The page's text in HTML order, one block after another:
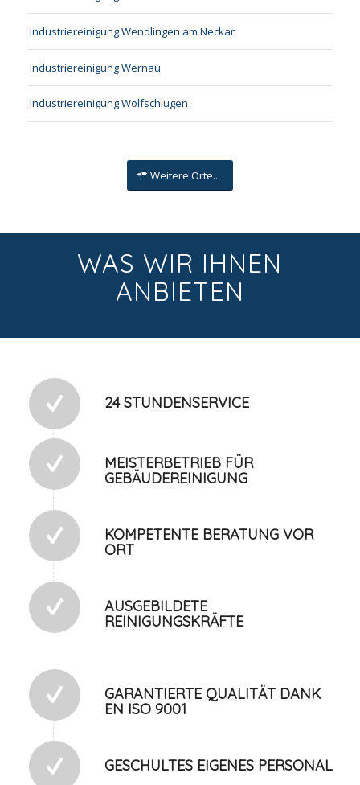
Industriereinigung Wendlingen am Neckar
Industriereinigung Wernau
Industriereinigung Wolfschlugen
Weitere Orte...
WAS WIR IHNEN
ANBIETEN
24 STUNDENSERVICE
MEISTERBETRIEB FÜR
GEBÄUDEREINIGUNG
KOMPETENTE BERATUNG VOR
ORT
AUSGEBILDETE
REINIGUNGSKRÄFTE
GARANTIERTE QUALITÄT DANK
EN ISO 9001
GESCHULTES EIGENES PERSONAL